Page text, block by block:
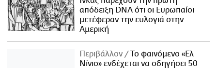
απόδειξη DNA ότι οι Ευρωπαίοι
μετέφεραν την ευλογιά στην
Αμερική
Περιβάλλον
Το φαινόμενο «Ελ
Νίνιο» ενδέχεται να οδηγήσει 50